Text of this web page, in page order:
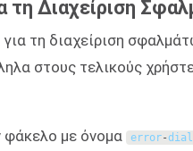
τη Διαχείριση
τη διαχείριση
στους τελικούς
φάκελο με όνομα error-